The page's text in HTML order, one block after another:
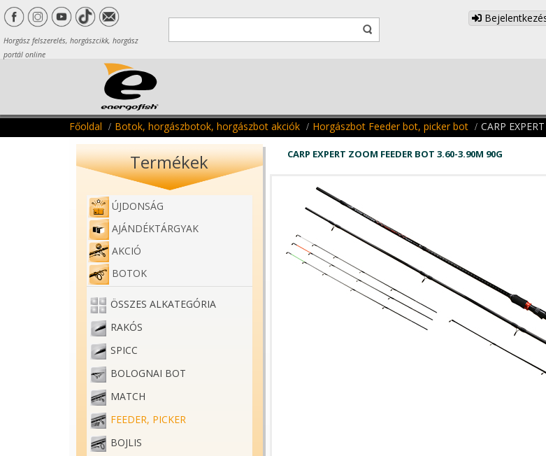
Horgász felszerelés, horgászcikk, horgász
portál online
Főoldal Botok, horgászbotok, horgászbot akciók Horgászbot Feeder bot, picker bot CARP
Termékek
ÚJDONSÁG
AJÁNDÉKTÁRGYAK
AKCIÓ
BOTOK
ÖSSZES ALKATEGÓRIA
RAKÓS
SPICC
BOLOGNAI BOT
MATCH
FEEDER, PICKER
BOJLIS
CARP EXPERT ZOOM FEEDER BOT 3.60-3.90M 90G